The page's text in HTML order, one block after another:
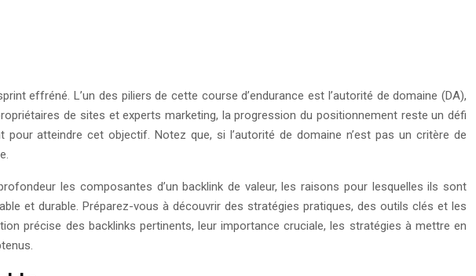
effréné. L’un des piliers de cette course d’endurance est l’autorité de domaine (DA),
de sites et experts marketing, la progression du positionnement reste un défi
atteindre cet objectif. Notez que, si l’autorité de domaine n’est pas un critère de
les composantes d’un backlink de valeur, les raisons pour lesquelles ils sont
et durable. Préparez-vous à découvrir des stratégies pratiques, des outils clés et les
précise des backlinks pertinents, leur importance cruciale, les stratégies à mettre en